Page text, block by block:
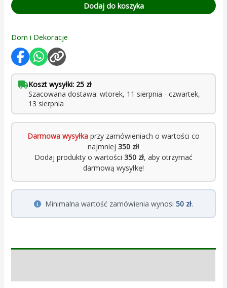
Dodaj do koszyka
Dom i Dekoracje
Koszt wysyłki: 25 zł
Szacowana dostawa: wtorek, 11 sierpnia - czwartek,
13 sierpnia
Darmowa wysyłka przy zamówieniach o wartości co
najmniej 350 zł!
Dodaj produkty o wartości 350 zł, aby otrzymać
darmową wysyłkę!
Minimalna wartość zamówienia wynosi 50 zł.